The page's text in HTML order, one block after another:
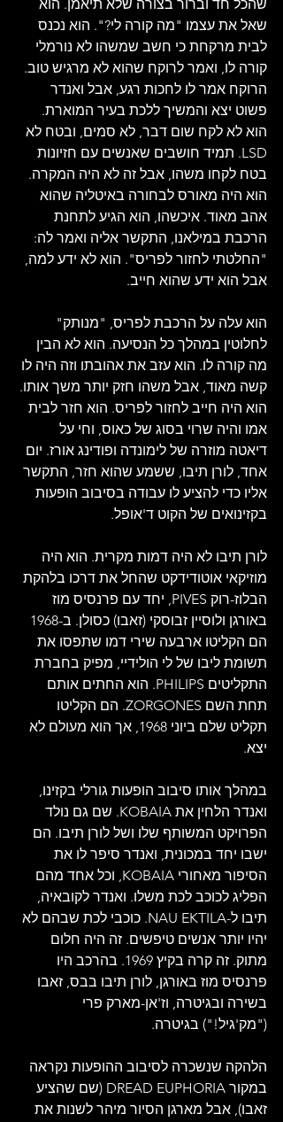
שהכל חד וברור בצורה שלא תיאמן. הוא
שאל את עצמו "מה קורה לי?". הוא נכנס
לבית מרקחת כי חשב שמשהו לא נורמלי
קורה לו, ואמר לרוקח שהוא לא מרגיש טוב.
הרוקח אמר לו לחכות רגע, אבל ואנדר
פשוט יצא והמשיך ללכת בעיר המוארת.
הוא לא לקח שום דבר, לא סמים, ובטח לא
LSD. תמיד חושבים שאנשים עם חזיונות
בטח לקחו משהו, אבל זה לא היה המקרה.
הוא היה מאורס לבחורה באיטליה שהוא
אהב מאוד. איכשהו, הוא הגיע לתחנת
הרכבת במילאנו, התקשר אליה ואמר לה:
"החלטתי לחזור לפריס". הוא לא ידע למה,
אבל הוא ידע שהוא חייב.
הוא עלה על הרכבת לפריס, "מנותק"
לחלוטין במהלך כל הנסיעה. הוא לא הבין
מה קורה לו. הוא עזב את אהובתו וזה היה לו
קשה מאוד, אבל משהו חזק יותר משך אותו.
הוא היה חייב לחזור לפריס. הוא חזר לבית
אמו והיה שרוי בסוג של כאוס, וחי על
דיאטה מוזרה של לימונדה ופודינג אורז. יום
אחד, לורן תיבו, ששמע שהוא חזר, התקשר
אליו כדי להציע לו עבודה בסיבוב הופעות
בקזינואים של הקוט ד'אופל.
לורן תיבו לא היה דמות מקרית. הוא היה
מוזיקאי אוטודידקט שהחל את דרכו בלהקת
הבלוז-רוק PIVES, יחד עם פרנסיס מוז
הם הקליטו ארבעה שירי דמו שתפסו את
תשומת ליבו של לי הולידיי, מפיק בחברת
התקליטים PHILIPS. הוא החתים אותם
תחת השם ZORGONES. הם הקליטו
תקליט שלם ביוני 1968, אך הוא מעולם לא
יצא.
במהלך אותו סיבוב הופעות גורלי בקזינו,
ואנדר הלחין את KOBAIA. שם גם נולד
הפרויקט המשותף שלו ושל לורן תיבו. הם
ישבו יחד במכונית, ואנדר סיפר לו את
הסיפור מאחורי KOBAIA, וכל אחד מהם
הפליג לכוכב לכת משלו. ואנדר לקובאיה,
תיבו ל-NAU EKTILA. כוכבי לכת שבהם לא
יהיו יותר אנשים טיפשים. זה היה חלום
מתוק. זה קרה בקיץ 1969. בהרכב היו
פרנסיס מוז באורגן, לורן תיבו בבס, זאבו
בשירה ובגיטרה, וז'אן-מארק פרי
("מק'גיל!") בגיטרה.
הלהקה שנשכרה לסיבוב ההופעות נקראה
במקור DREAD EUPHORIA (שם שהציע
זאבו), אבל מארגן הסיור מיהר לשנות את